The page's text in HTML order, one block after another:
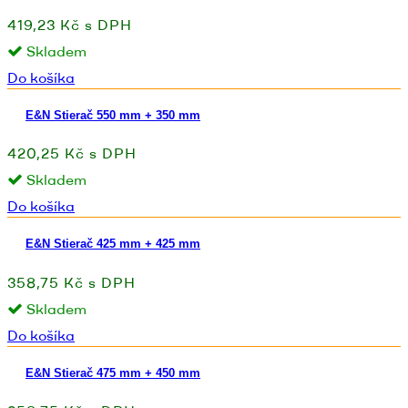
419,23 Kč s DPH
Skladem
Do košíka
E&N Stierač 550 mm + 350 mm
420,25 Kč s DPH
Skladem
Do košíka
E&N Stierač 425 mm + 425 mm
358,75 Kč s DPH
Skladem
Do košíka
E&N Stierač 475 mm + 450 mm